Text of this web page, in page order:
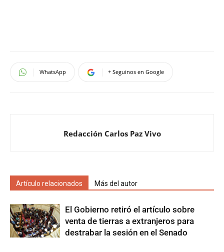
WhatsApp + Seguinos en Google
Redacción Carlos Paz Vivo
Artículo relacionados Más del autor
El Gobierno retiró el artículo sobre
venta de tierras a extranjeros para
destrabar la sesión en el Senado